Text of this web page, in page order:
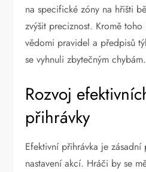
na specifické zóny na hřišti
zvýšit preciznost. Kromě
vědomi pravidel a předpisů
se vyhnuli zbytečným chybám.
Rozvoj
přihrávky
Efektivní přihrávka je
nastavení akcí. Hráči by se